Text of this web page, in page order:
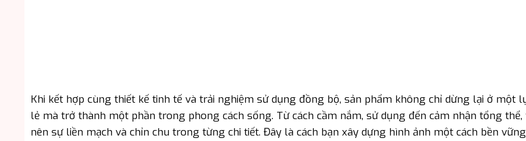
Khi kết hợp cùng thiết kế tinh tế và trải nghiệm sử dụng đồng bộ, sản phẩm không chỉ dừng lại ở một
lẻ mà trở thành một phần trong phong cách sống. Từ cách cầm nắm, sử dụng đến cảm nhận tổng thể,
nên sự liền mạch và chỉn chu trong từng chi tiết. Đây là cách bạn xây dựng hình ảnh một cách bền